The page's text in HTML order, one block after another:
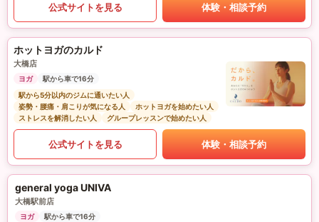
公式サイトを見る 体験・相談予約
ホットヨガのカルド
大橋店
ヨガ
駅から車で16分
駅から5分以内のジムに通いたい人
姿勢・腰痛・肩こりが気になる人
ホットヨガを始めたい人
ストレスを解消したい人
グループレッスンで始めたい人
公式サイトを見る 体験・相談予約
general yoga UNIVA
大橋駅前店
ヨガ
駅から車で16分